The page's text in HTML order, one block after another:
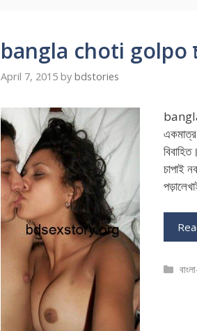
bangla choti golpo
April 7, 2015 by bdstories
চাপাই